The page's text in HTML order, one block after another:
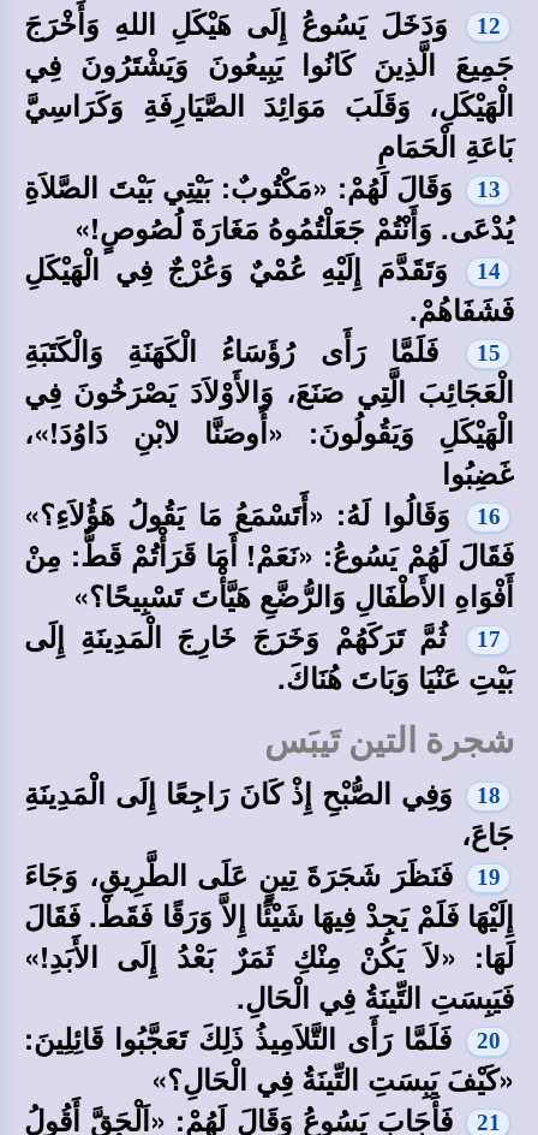
12
وَدَخَلَ يَسُوعُ إِلَى هَيْكَلِ اللهِ وَأَخْرَجَ
جَمِيعَ الَّذِينَ كَانُوا يَبِيعُونَ وَيَشْتَرُونَ فِي
الْهَيْكَلِ، وَقَلَبَ مَوَائِدَ الصَّيَارِفَةِ وَكَرَاسِيَّ
بَاعَةِ الْحَمَامِ
13
وَقَالَ لَهُمْ: «مَكْتُوبٌ: بَيْتِي بَيْتَ الصَّلاَةِ
يُدْعَى. وَأَنْتُمْ جَعَلْتُمُوهُ مَغَارَةَ لُصُوصٍ!»
14
وَتَقَدَّمَ إِلَيْهِ عُمْيٌ وَعُرْجٌ فِي الْهَيْكَلِ
فَشَفَاهُمْ.
15
فَلَمَّا رَأَى رُؤَسَاءُ الْكَهَنَةِ وَالْكَتَبَةِ
الْعَجَائِبَ الَّتِي صَنَعَ، وَالأَوْلاَدَ يَصْرَخُونَ فِي
الْهَيْكَلِ وَيَقُولُونَ: «أُوصَنَّا لابْنِ دَاوُدَ!»،
غَضِبُوا
16
وَقَالُوا لَهُ: «أَتَسْمَعُ مَا يَقُولُ هَؤُلاَءِ؟»
فَقَالَ لَهُمْ يَسُوعُ: «نَعَمْ! أَمَا قَرَأْتُمْ قَطُّ: مِنْ
أَفْوَاهِ الأَطْفَالِ وَالرُّضَّعِ هَيَّأْتَ تَسْبِيحًا؟»
17
ثُمَّ تَرَكَهُمْ وَخَرَجَ خَارِجَ الْمَدِينَةِ إِلَى
بَيْتِ عَنْيَا وَبَاتَ هُنَاكَ.
شجرة التين تَيبَس
18
وَفِي الصُّبْحِ إِذْ كَانَ رَاجِعًا إِلَى الْمَدِينَةِ
جَاعَ،
19
فَنَظَرَ شَجَرَةَ تِينٍ عَلَى الطَّرِيقِ، وَجَاءَ
إِلَيْهَا فَلَمْ يَجِدْ فِيهَا شَيْئًا إِلاَّ وَرَقًا فَقَطْ. فَقَالَ
لَهَا: «لاَ يَكُنْ مِنْكِ ثَمَرٌ بَعْدُ إِلَى الأَبَدِ!»
فَيَبِسَتِ التِّينَةُ فِي الْحَالِ.
20
فَلَمَّا رَأَى التَّلاَمِيذُ ذَلِكَ تَعَجَّبُوا قَائِلِينَ:
«كَيْفَ يَبِسَتِ التِّينَةُ فِي الْحَالِ؟»
21 فَأَجَابَ يَسُوعُ وَقَالَ لَهُمْ: «اَلْحَقَّ أَقُولُ